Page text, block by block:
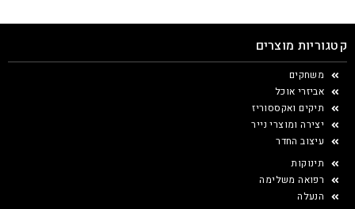
קטגוריות מוצרים
משחקים
אביזרי אוכל
תיקים ואקססוריז
יצירה ומוצרי נייר
עיצוב החדר
תינוקות
רפואה משלימה
הנעלה